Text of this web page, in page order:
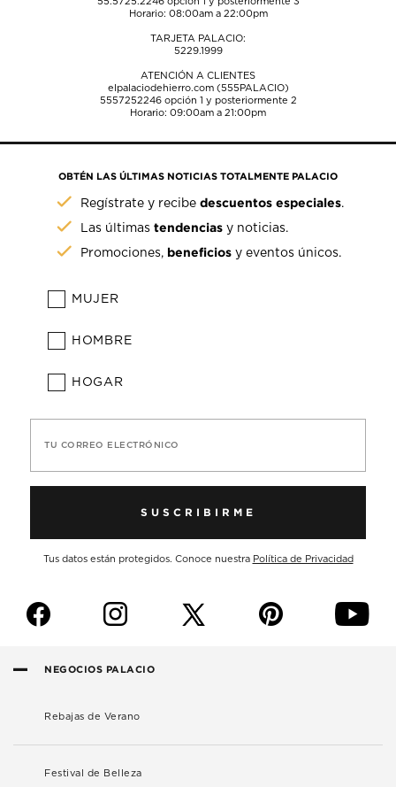
Horario: 08:00am a 22:00pm
TARJETA PALACIO:
5229.1999
ATENCIÓN A CLIENTES
elpalaciodehierro.com (555PALACIO)
5557252246opción 1 y posteriormente 2
Horario: 09:00am a 21:00pm
OBTÉN LAS ÚLTIMAS NOTICIAS TOTALMENTE PALACIO
Regístrate y recibedescuentos especiales.
Las últimastendencias y noticias.
Promociones, beneficios y eventos únicos.
MUJER
HOMBRE
HOGAR
TU CORREO ELECTRÓNICO
SUSCRIBIRME
Tus datos están protegidos. Conoce nuestra Política de Privacidad
f i p y
NEGOCIOS PALACIO
Rebajas de Verano
Festival de Belleza